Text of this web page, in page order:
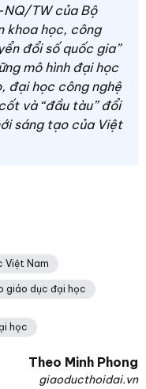
TW của Bộ
khoa học, công
đổi số quốc gia”
mô hình đại học
đại học công nghệ
và “đầu tàu” đổi
sáng tạo của Việt
Việt Nam
giáo dục đại học
học
Theo Minh Phong
giaoducthoidai.vn